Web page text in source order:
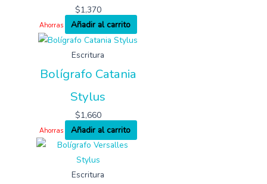
$1,370
Ahorras Añadir al carrito
Escritura
Bolígrafo Catania
Stylus
$1,660
Ahorras Añadir al carrito
Escritura